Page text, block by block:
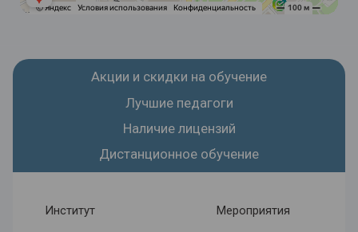
Акции и скидки на обучение
Лучшие педагоги
Наличие лицензий
Дистанционное обучение
Институт Мероприятия